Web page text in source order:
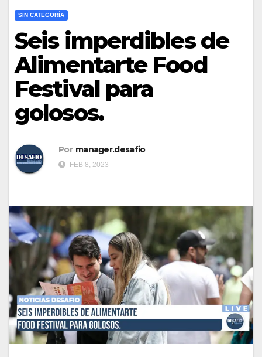
SIN CATEGORÍA
Seis imperdibles de
Alimentarte Food
Festival para
golosos.
Por manager.desafio
FEB 8, 2023